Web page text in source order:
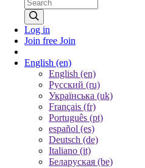
Log in
Join free Join
English (en)
English (en)
Русский (ru)
Українська (uk)
Français (fr)
Português (pt)
español (es)
Deutsch (de)
Italiano (it)
Беларуская (be)